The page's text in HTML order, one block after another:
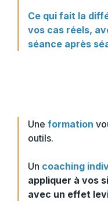
Ce qui fait la
vos cas réels,
séance après
Une formation
outils.
Un coaching
appliquer à vos
avec un effet